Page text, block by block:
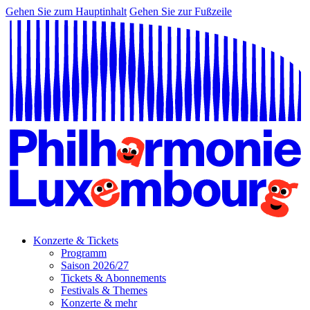
Gehen Sie zum Hauptinhalt Gehen Sie zur Fußzeile
Konzerte & Tickets
Programm
Saison 2026/27
Tickets & Abonnements
Festivals & Themes
Konzerte & mehr